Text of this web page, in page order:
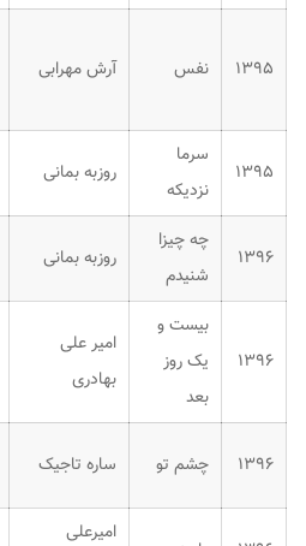
۱۳۹۵ نفس آرش مهرابی
۱۳۹۵
سرما
نزدیکه
روزبه بمانی
۱۳۹۶
چه چیزا
شنیدم
روزبه بمانی
۱۳۹۶
بیست و
یک روز
بعد
امیر علی
بهادری
۱۳۹۶ چشم تو ساره تاجیک
امیرعلی